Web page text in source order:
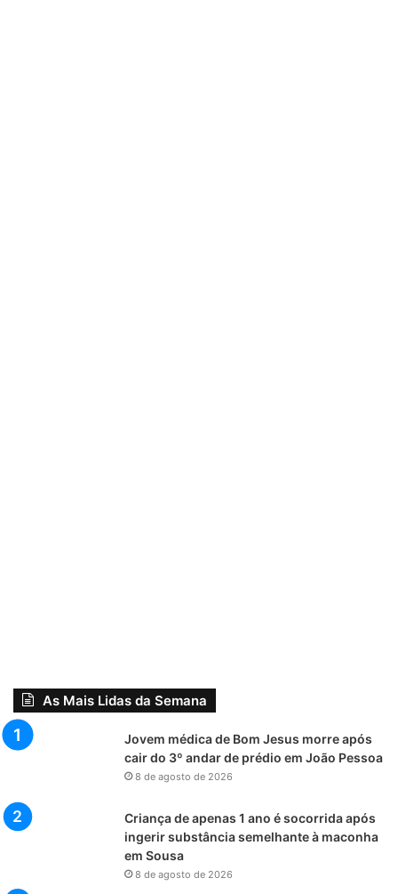
As Mais Lidas da Semana
Jovem médica de Bom Jesus morre após
cair do 3º andar de prédio em João Pessoa
8 de agosto de 2026
Criança de apenas 1 ano é socorrida após
ingerir substância semelhante à maconha
em Sousa
8 de agosto de 2026